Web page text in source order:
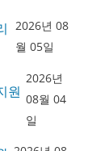
2026년 08
월 05일
원
2026년
08월 04
일